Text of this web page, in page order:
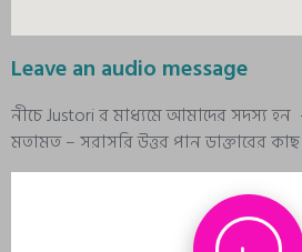
Leave an audio message
নীচে Justori র মাধ্যমে আমাদের সদস্য
মতামত – সরাসরি উত্তর পান ডাক্তারের